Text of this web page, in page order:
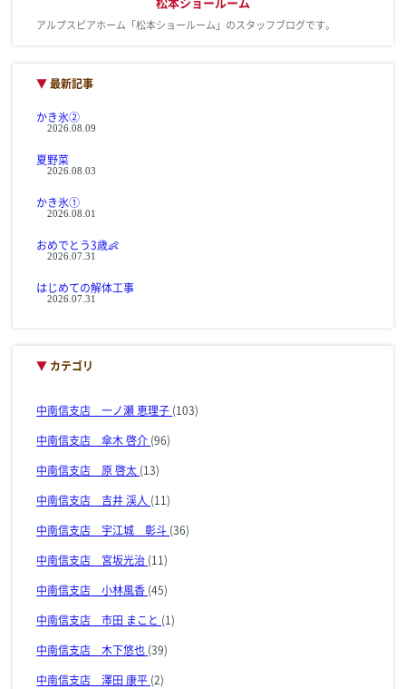
アルプスピアホーム「松本ショールーム」のスタッフブログです。
▼最新記事
かき氷②
2026.08.09
夏野菜
2026.08.03
かき氷①
2026.08.01
おめでとう3歳👶
2026.07.31
はじめての解体工事
2026.07.31
▼ カテゴリ
中南信支店 一ノ瀬 恵理子 (103)
中南信支店 傘木 啓介 (96)
中南信支店 原 啓太 (13)
中南信支店 吉井 渓人 (11)
中南信支店 宇江城 彰斗 (36)
中南信支店 宮坂光治 (11)
中南信支店 小林風香 (45)
中南信支店 市田 まこと (1)
中南信支店 木下悠也 (39)
中南信支店 澤田 康平 (2)